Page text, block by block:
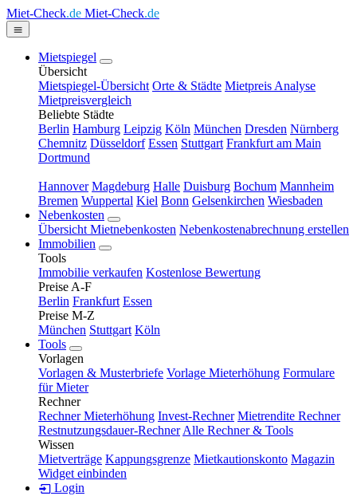
Miet-Check.de Miet-Check.de
Mietspiegel
Übersicht
Mietspiegel-Übersicht Orte & Städte Mietpreis Analyse
Mietpreisvergleich
Beliebte Städte
Berlin Hamburg Leipzig Köln München Dresden Nürnberg
Chemnitz Düsseldorf Essen Stuttgart Frankfurt am Main
Dortmund
Hannover Magdeburg Halle Duisburg Bochum Mannheim
Bremen Wuppertal Kiel Bonn Gelsenkirchen Wiesbaden
Nebenkosten
Übersicht Mietnebenkosten Nebenkostenabrechnung erstellen
Immobilien
Tools
Immobilie verkaufen Kostenlose Bewertung
Preise A-F
Berlin Frankfurt Essen
Preise M-Z
München Stuttgart Köln
Tools
Vorlagen
Vorlagen & Musterbriefe Vorlage Mieterhöhung Formulare
für Mieter
Rechner
Rechner Mieterhöhung Invest-Rechner Mietrendite Rechner
Restnutzungsdauer-Rechner Alle Rechner & Tools
Wissen
Mietverträge Kappungsgrenze Mietkautionskonto Magazin
Widget einbinden
Login